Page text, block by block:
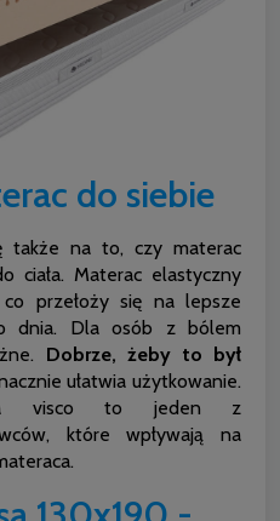
do siebie
także na to, czy materac
ciała. Materac elastyczny
przełoży się na lepsze
dnia. Dla osób z bólem
Dobrze, żeby to był
ułatwia użytkowanie.
visco to jeden z
które wpływają na